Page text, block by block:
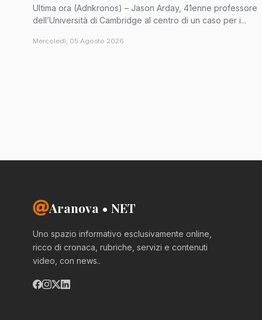
Ultima ora (Adnkronos) – Jason Arday, 41enne professore
dell’Università di Cambridge al centro di un caso per i...
Mercoledì, 05 Agosto 2026
Aranova • NET
Uno spazio informativo esclusivamente online,
ricco di cronaca, rubriche, servizi e contenuti
video, con news..